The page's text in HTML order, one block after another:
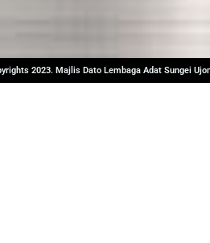
2023. Majlis Dato Lembaga Adat Sungei